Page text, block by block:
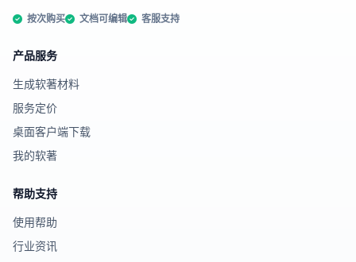
按次购买 文档可编辑 客服支持
产品服务
生成软著材料
服务定价
桌面客户端下载
我的软著
帮助支持
使用帮助
行业资讯